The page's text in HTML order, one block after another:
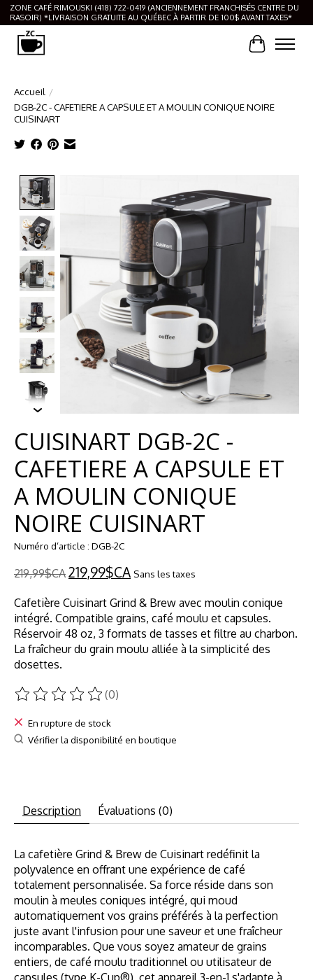
ZONE CAFÉ RIMOUSKI (418) 722-0419 (ANCIENNEMENT FRANCHISÉS CENTRE DU
RASOIR) *LIVRAISON GRATUITE AU QUÉBEC À PARTIR DE 100$ AVANT TAXES*
Panier
Accueil /
DGB-2C - CAFETIERE A CAPSULE ET A MOULIN CONIQUE NOIRE
CUISINART
CUISINART DGB-2C -
CAFETIERE A CAPSULE ET
A MOULIN CONIQUE
NOIRE CUISINART
Numéro d’article : DGB-2C
219,99$CA 219,99$CA Sans les taxes
Cafetière Cuisinart Grind & Brew avec moulin conique
intégré. Compatible grains, café moulu et capsules.
Réservoir 48 oz, 3 formats de tasses et filtre au charbon.
La fraîcheur du grain moulu alliée à la simplicité des
dosettes.
Ce produit est évalué à
(0)
En rupture de stock
Vérifier la disponibilité en boutique
Description Évaluations (0)
La cafetière Grind & Brew de Cuisinart redéfinit la
polyvalence en offrant une expérience de café
totalement personnalisée. Sa force réside dans son
moulin à meules coniques intégré, qui moud
automatiquement vos grains préférés à la perfection
juste avant l'infusion pour une saveur et une fraîcheur
incomparables. Que vous soyez amateur de grains
entiers, de café moulu traditionnel ou utilisateur de